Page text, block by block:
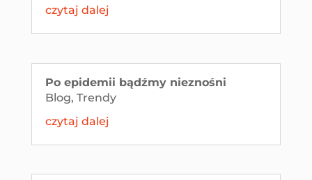
czytaj dalej
Po epidemii bądźmy nieznośni
Blog, Trendy
czytaj dalej